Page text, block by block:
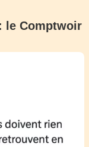
le Comptwoir